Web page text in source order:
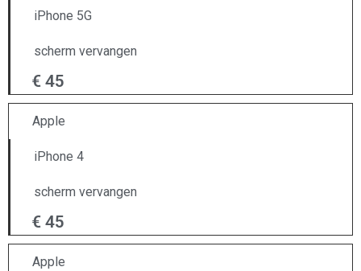
iPhone 5G
scherm vervangen
€ 45
Apple
iPhone 4
scherm vervangen
€ 45
Apple